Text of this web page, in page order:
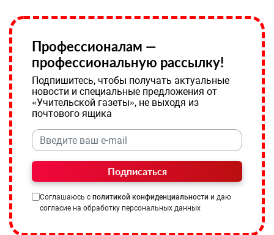
Профессионалам —
профессиональную рассылку!
Подпишитесь, чтобы получать актуальные
новости и специальные предложения от
«Учительской газеты», не выходя из
почтового ящика
Подписаться
Соглашаюсь с политикой конфиденциальности и даю
согласие на обработку персональных данных